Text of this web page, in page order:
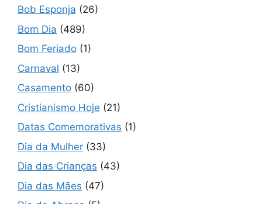
Bob Esponja (26)
Bom Dia (489)
Bom Feriado (1)
Carnaval (13)
Casamento (60)
Cristianismo Hoje (21)
Datas Comemorativas (1)
Dia da Mulher (33)
Dia das Crianças (43)
Dia das Mães (47)